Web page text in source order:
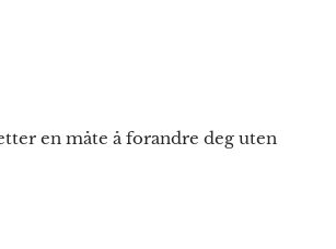
en måte å forandre deg uten